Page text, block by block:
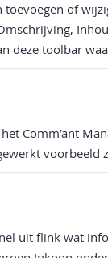
of
deze toolbar
Comm’ant
voorbeeld
uit flink wat